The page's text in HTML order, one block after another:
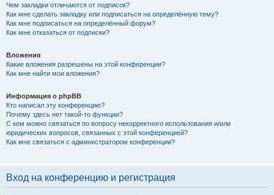
Чем закладки отличаются от подписок?
Как мне сделать закладку или подписаться на определённую тему?
Как мне подписаться на определённый форум?
Как мне отказаться от подписки?
Вложения
Какие вложения разрешены на этой конференции?
Как мне найти мои вложения?
Информация о phpBB
Кто написал эту конференцию?
Почему здесь нет такой-то функции?
С кем можно связаться по вопросу некорректного использования и/или
юридических вопросов, связанных с этой конференцией?
Как мне связаться с администратором конференции?
Вход на конференцию и регистрация